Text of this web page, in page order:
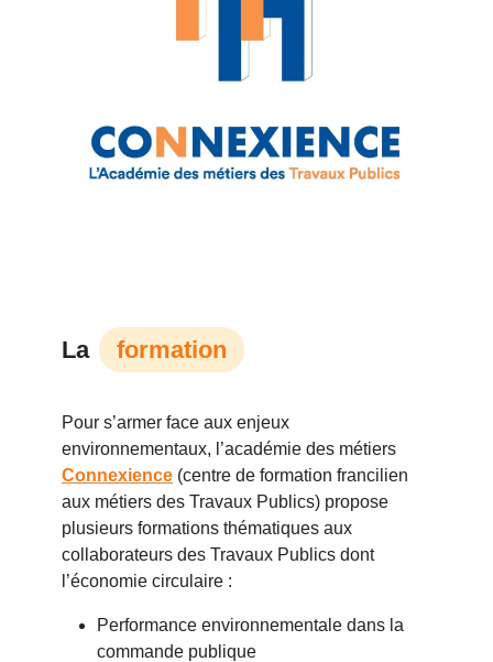
La formation
Pour s’armer face aux enjeux
environnementaux, l’académie des métiers
Connexience (centre de formation francilien
aux métiers des Travaux Publics) propose
plusieurs formations thématiques aux
collaborateurs des Travaux Publics dont
l’économie circulaire :
Performance environnementale dans la
commande publique